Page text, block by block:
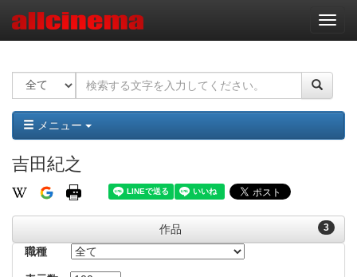
ナ
ビ
ー
ョ
ン
メニュー
吉田紀之
3
作品
職種